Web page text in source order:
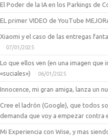
El Poder de la IA en los Parkings de
EL primer VIDEO de YouTube
Xiaomi y el caso de las entregas
07/01/2025
Lo que ellos ven (en una imagen que
«suciales»)
06/01/2025
Innocence, mi gran amiga, lanza un
Cree el ladrón (Google), que todos
demanda que voy a empezar contra
Mi Experiencia con Wise, y mas